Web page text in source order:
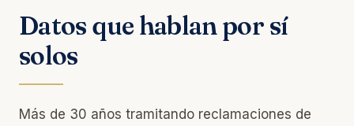
Datos que hablan por sí
solos
Más de 30 años tramitando reclamaciones de